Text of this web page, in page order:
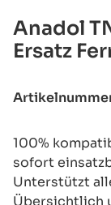
Anadol
Ersatz
100%
sofort
Unterstützt
Übersichtlich